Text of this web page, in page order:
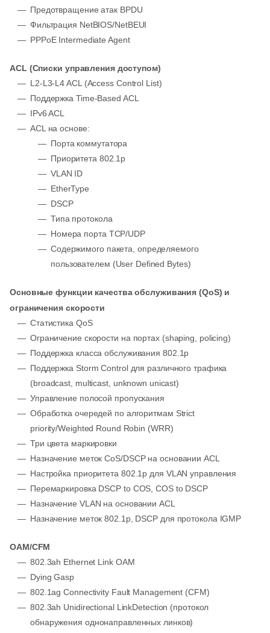
Предотвращение атак BPDU
Фильтрация NetBIOS/NetBEUI
PPPoE Intermediate Agent
ACL (Списки управления доступом)
L2-L3-L4 ACL (Access Control List)
Поддержка Time-Based ACL
IPv6 ACL
ACL на основе:
Порта коммутатора
Приоритета 802.1p
VLAN ID
EtherType
DSCP
Типа протокола
Номера порта TCP/UDP
Содержимого пакета, определяемого
пользователем (User Defined Bytes)
Основные функции качества обслуживания (QoS) и
ограничения скорости
Статистика QoS
Ограничение скорости на портах (shaping, policing)
Поддержка класса обслуживания 802.1p
Поддержка Storm Control для различного трафика
(broadcast, multicast, unknown unicast)
Управление полосой пропускания
Обработка очередей по алгоритмам Strict
priority/Weighted Round Robin (WRR)
Три цвета маркировки
Назначение меток CoS/DSCP на основании ACL
Настройка приоритета 802.1p для VLAN управления
Перемаркировка DSCP to COS, COS to DSCP
Назначение VLAN на основании ACL
Назначение меток 802.1p, DSCP для протокола IGMP
ОАМ/CFM
802.3ah Ethernet Link OAM
Dying Gasp
802.1ag Connectivity Fault Management (CFM)
802.3ah Unidirectional LinkDetection (протокол
обнаружения однонаправленных линков)